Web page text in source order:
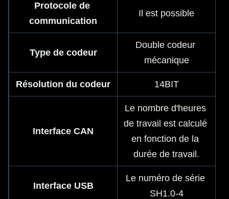
Protocole de
communication
Il est possible
Type de codeur
Double codeur
mécanique
Résolution du codeur 14BIT
Interface CAN
Le nombre d'heures
de travail est calculé
en fonction de la
durée de travail.
Interface USB
Le numéro de série
SH1.0-4